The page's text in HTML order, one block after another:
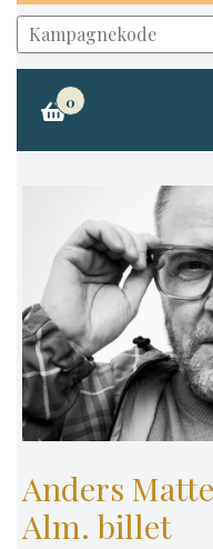
0
Gå
Anders
Alm. billet